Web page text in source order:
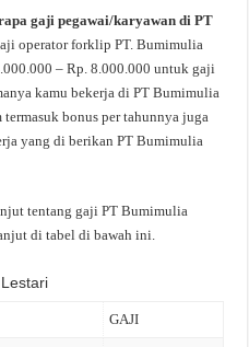
gaji pegawai/karyawan di PT
operator forklip PT. Bumimulia
– Rp. 8.000.000 untuk gaji
kamu bekerja di PT Bumimulia
bonus per tahunnya juga
yang di berikan PT Bumimulia
tentang gaji PT Bumimulia
di tabel di bawah ini.
GAJI